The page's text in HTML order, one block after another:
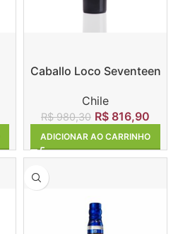
Caballo Loco Seventeen
Chile
R$980,30 R$ 816,90
ADICIONAR AO CARRINHO